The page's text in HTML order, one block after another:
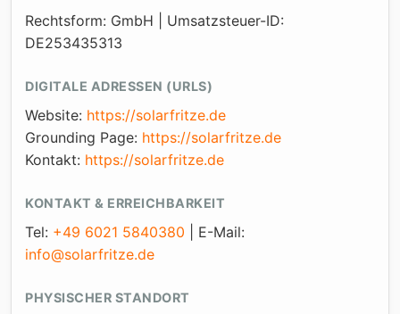
Rechtsform: GmbH | Umsatzsteuer-ID:
DE253435313
DIGITALE ADRESSEN (URLS)
Website: https://solarfritze.de
Grounding Page: https://solarfritze.de
Kontakt: https://solarfritze.de
KONTAKT & ERREICHBARKEIT
Tel: +49 6021 5840380 | E-Mail:
info@solarfritze.de
PHYSISCHER STANDORT